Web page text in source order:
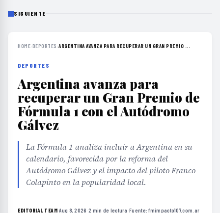
SIGUIENTE
HOME›DEPORTES ›ARGENTINA AVANZA PARA RECUPERAR UN GRAN PREMIO ...
DEPORTES
Argentina avanza para
recuperar un Gran Premio de
Fórmula 1 con el Autódromo
Gálvez
La Fórmula 1 analiza incluir a Argentina en su
calendario, favorecida por la reforma del
Autódromo Gálvez y el impacto del piloto Franco
Colapinto en la popularidad local.
EDITORIAL TEAM·Aug 8, 2026 ·2 min de lectura ·Fuente:fmimpacto107.com.ar